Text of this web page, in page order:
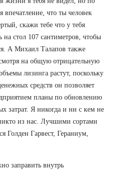
что ты человек
скажи тебе что у тебя
стол 107 сантиметров, чтобы
А Михаил Талапов также
на общую отрицательную
лизинга растут, поскольку
средств он позволяет
планы по обновлению
затрат. Я никогда и ни с кем не
из нас. Лучшими сортами
Голден Гарвест, Гераниум,
заправить внутрь